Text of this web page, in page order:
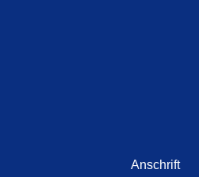
Anschrift